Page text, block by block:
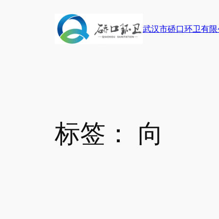
武汉市硚口环卫有限
标签： 向